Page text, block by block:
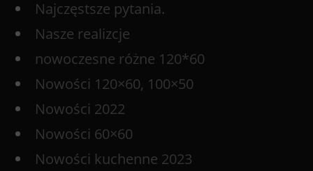
Najczęstsze pytania.
Nasze realizcje
nowoczesne różne 120*60
Nowości 120×60, 100×50
Nowości 2022
Nowości 60×60
Nowości kuchenne 2023